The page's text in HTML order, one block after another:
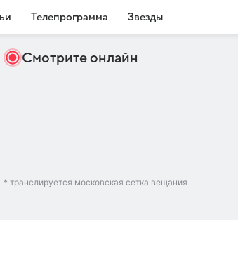
Телепрограмма Звезды
Смотрите онлайн
* транслируется московская сетка вещания